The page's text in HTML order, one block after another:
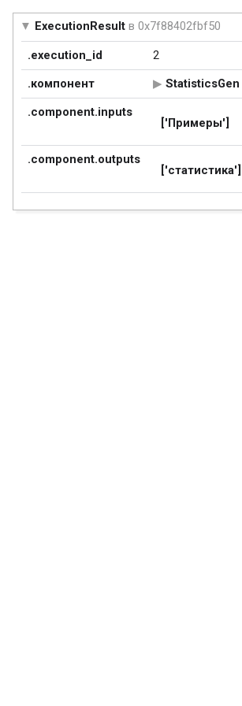
ExecutionResult в 0x7f88402fbf50
.execution_id
2
.компонент
StatisticsGen
.component.inputs
['Примеры']
.component.outputs
['статистика']